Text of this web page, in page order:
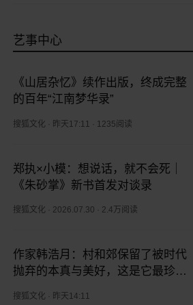
艺事中心
《山居杂忆》续作出版，终成完整
的百年“江南梦华录”
搜狐文化 昨天17:11 1235阅读
郑执×小模：想说话，就不会死｜
《朱砂掌》新书首发对谈录
搜狐文化 2026.07.30 2.4万阅读
作家韩浩月：村和郊保留了被时代
抛弃的本真与美好，这是它最珍贵
搜狐文化 昨天14:11